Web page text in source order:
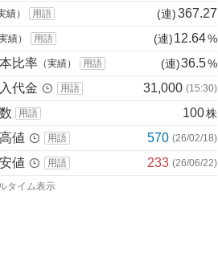
績） 用語 (連)367.27
績） 用語 (連)12.64%
比率 （実績） 用語 (連)36.5%
代金 用語 31,000 (15:30)
用語 100株
値 用語 570 (26/02/18)
値 用語 233 (26/06/22)
タイム表示